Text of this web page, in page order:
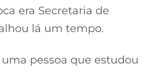
era Secretaria de
lá um tempo.
pessoa que estudou